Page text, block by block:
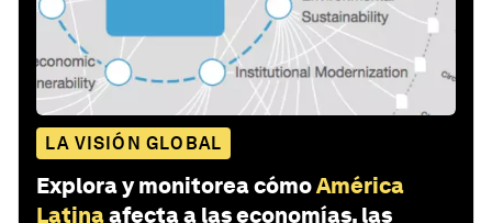
LA VISIÓN GLOBAL
Explora y monitorea cómoAmérica
Latinaafecta a las economías, las